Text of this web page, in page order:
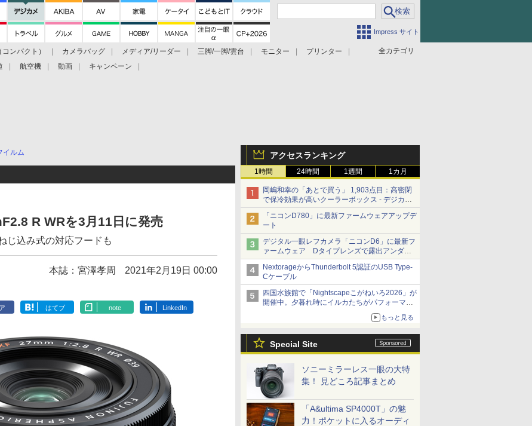
Impress サイト
全カテゴリ
ンパクト） カメラバッグ メディア/リーダー 三脚/一脚/雲台 モニター
プリンター
航空機 動画 キャンペーン
アクセスランキング
1時間 24時間 1週間 1カ月
岡嶋和幸の「あとで買う」 1,903点目：高密閉
で保冷効果が高いクーラーボックス - デジカメ
Watch
「ニコンD780」に最新ファームウェアアップデ
ート
デジタル一眼レフカメラ「ニコンD6」に最新フ
ァームウェア Dタイプレンズで露出アンダー
になる現象の修正など
NextorageからThunderbolt 5認証のUSB Type-
Cケーブル
四国水族館で「Nightscapeこがねいろ2026」が
開催中。夕暮れ時にイルカたちがパフォーマン
もっと見る
Special Site
ソニーミラーレス一眼の大特
集！ 見どころ記事まとめ
「A&ultima SP4000T」の魅
力！ポケットに入るオーディ
イルム
R WRを3月11日に発売
込み式の対応フードも
本誌：宮澤孝周 2021年2月19日 00:00
はてブ note LinkedIn